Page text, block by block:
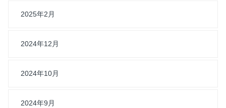
2025年2月
2024年12月
2024年10月
2024年9月